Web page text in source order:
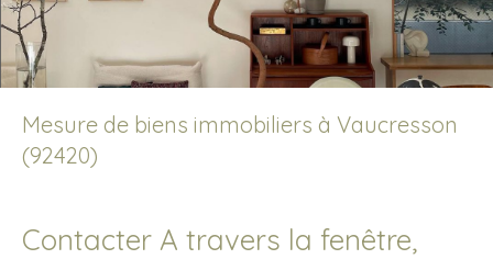
Mesure de biens immobiliers à Vaucresson
(92420)
Contacter A travers la fenêtre,